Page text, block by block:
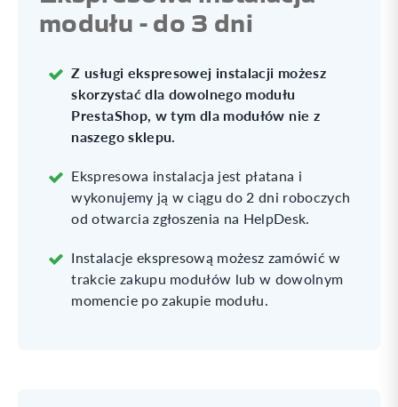
modułu - do 3 dni
Z usługi ekspresowej instalacji możesz
skorzystać dla dowolnego modułu
PrestaShop, w tym dla modułów nie z
naszego sklepu.
Ekspresowa instalacja jest płatana i
wykonujemy ją w ciągu do 2 dni roboczych
od otwarcia zgłoszenia na HelpDesk.
Instalacje ekspresową możesz zamówić w
trakcie zakupu modułów lub w dowolnym
momencie po zakupie modułu.